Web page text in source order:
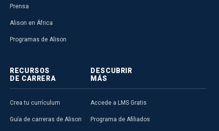
Prensa
Alison en África
Programas de Alison
RECURSOS
DE CARRERA
Crea tu currículum
Guía de carreras de Alison
DESCUBRIR
MÁS
Accede a LMS Gratis
Programa de Afiliados